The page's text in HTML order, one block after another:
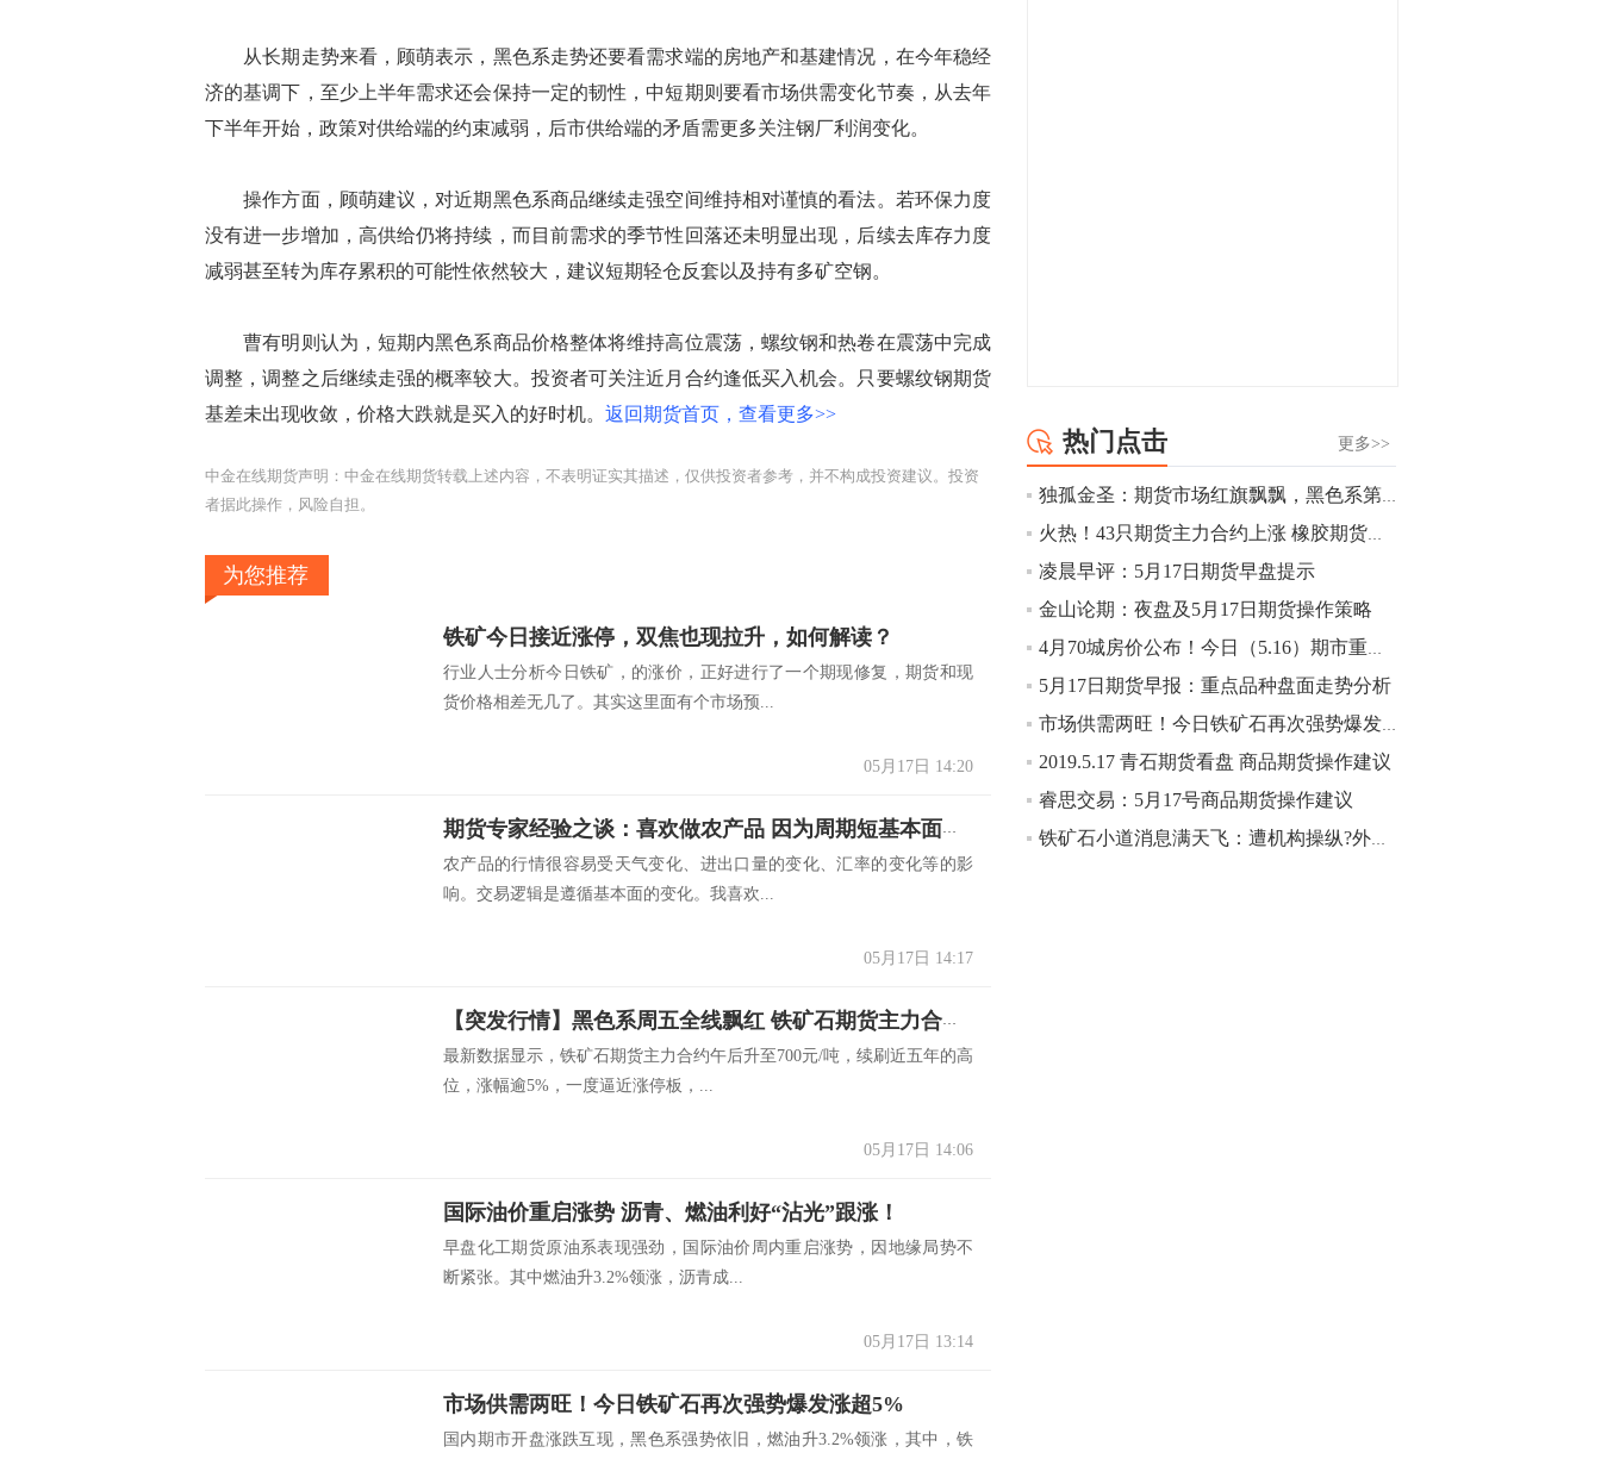
从长期走势来看，顾萌表示，黑色系走势还要看需求端的房地产和基建情况，在今年稳经
济的基调下，至少上半年需求还会保持一定的韧性，中短期则要看市场供需变化节奏，从去年
下半年开始，政策对供给端的约束减弱，后市供给端的矛盾需更多关注钢厂利润变化。
操作方面，顾萌建议，对近期黑色系商品继续走强空间维持相对谨慎的看法。若环保力度
没有进一步增加，高供给仍将持续，而目前需求的季节性回落还未明显出现，后续去库存力度
减弱甚至转为库存累积的可能性依然较大，建议短期轻仓反套以及持有多矿空钢。
曹有明则认为，短期内黑色系商品价格整体将维持高位震荡，螺纹钢和热卷在震荡中完成
调整，调整之后继续走强的概率较大。投资者可关注近月合约逢低买入机会。只要螺纹钢期货
基差未出现收敛，价格大跌就是买入的好时机。 返回期货首页，查看更多>>
中金在线期货声明：中金在线期货转载上述内容，不表明证实其描述，仅供投资者参考，并不构成投资建议。投资
者据此操作，风险自担。
为您推荐
铁矿今日接近涨停，双焦也现拉升，如何解读？
行业人士分析今日铁矿，的涨价，正好进行了一个期现修复，期货和现
货价格相差无几了。其实这里面有个市场预...
05月17日 14:20
期货专家经验之谈：喜欢做农产品 因为周期短基本面好掌握
农产品的行情很容易受天气变化、进出口量的变化、汇率的变化等的影
响。交易逻辑是遵循基本面的变化。我喜欢...
05月17日 14:17
【突发行情】黑色系周五全线飘红 铁矿石期货主力合约午后升至700元/吨逼近涨停板
最新数据显示，铁矿石期货主力合约午后升至700元/吨，续刷近五年的高
位，涨幅逾5%，一度逼近涨停板，...
05月17日 14:06
国际油价重启涨势 沥青、燃油利好“沾光”跟涨！
早盘化工期货原油系表现强劲，国际油价周内重启涨势，因地缘局势不
断紧张。其中燃油升3.2%领涨，沥青成...
05月17日 13:14
市场供需两旺！今日铁矿石再次强势爆发涨超5%
国内期市开盘涨跌互现，黑色系强势依旧，燃油升3.2%领涨，其中，铁
幅扩大至4.4%。
10:43
【行情】芝加哥11月大豆期货跌0.4%，12
月玉米期货跌1%。
10:43
【行情】油脂油料期货表现抢眼，豆二期
2.5%，棕榈油涨近2%，菜粕涨1.54%。
10:17
【研报精选】国内期货机构对8月5日的原
油期货走势预测
更多>>
热门点击
独孤金圣：期货市场红旗飘飘，黑色系第二波到顶了？
火热！43只期货主力合约上涨 橡胶期货涨超5%
凌晨早评：5月17日期货早盘提示
金山论期：夜盘及5月17日期货操作策略
4月70城房价公布！今日（5.16）期市重要事件盘点以及未来事件提醒
5月17日期货早报：重点品种盘面走势分析
市场供需两旺！今日铁矿石再次强势爆发涨超5%
2019.5.17 青石期货看盘 商品期货操作建议
睿思交易：5月17号商品期货操作建议
铁矿石小道消息满天飞：遭机构操纵?外矿又停产了?